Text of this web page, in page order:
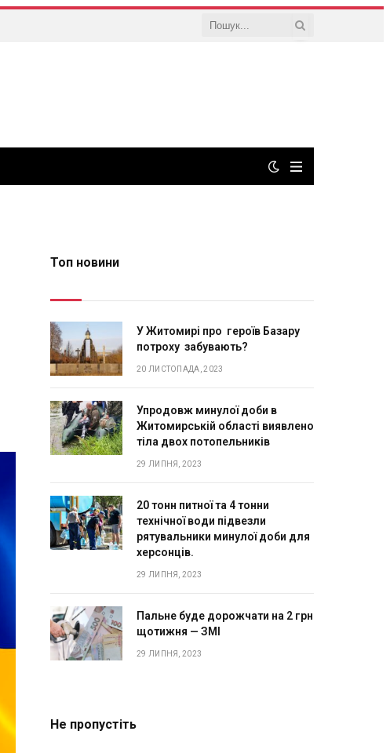
Топ новини
У Житомирі про героїв Базару
потроху забувають?
20 ЛИСТОПАДА, 2023
Упродовж минулої доби в
Житомирській області виявлено
тіла двох потопельників
29 ЛИПНЯ, 2023
20 тонн питної та 4 тонни
технічної води підвезли
рятувальники минулої доби для
херсонців.
29 ЛИПНЯ, 2023
Пальне буде дорожчати на 2 грн
щотижня — ЗМІ
29 ЛИПНЯ, 2023
Не пропустіть